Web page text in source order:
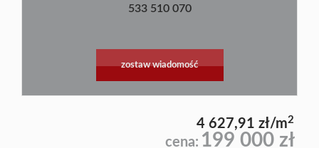
533 510 070
zostaw wiadomość
4 627,91 zł/m2
cena: 199 000 zł